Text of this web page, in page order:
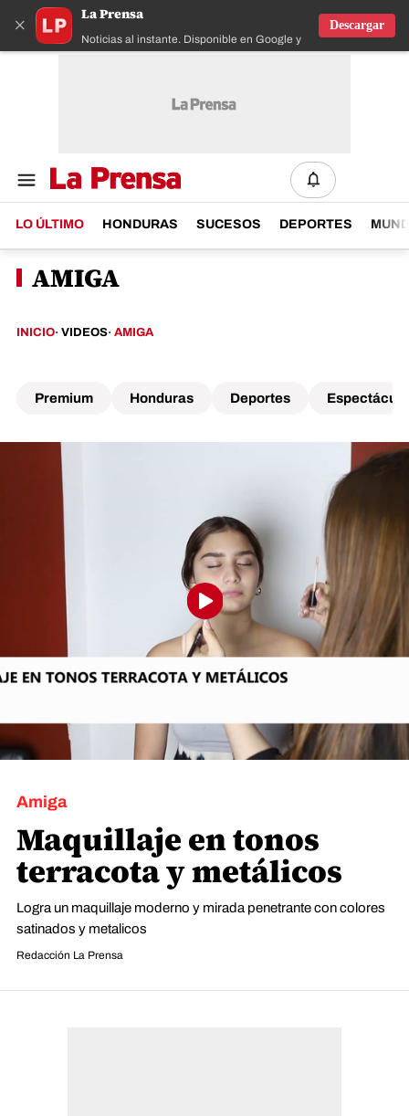
×
La Prensa
Noticias al instante. Disponible en Google y IOS
Descargar
LO ÚLTIMO HONDURAS SUCESOS DEPORTES
INICIO· VIDEOS· AMIGA
AMIGA
Premium Honduras Deportes
Amiga
Maquillaje en tonos
terracota y metálicos
Logra un maquillaje moderno y mirada penetrante con colores
satinados y metalicos
Redacción La Prensa